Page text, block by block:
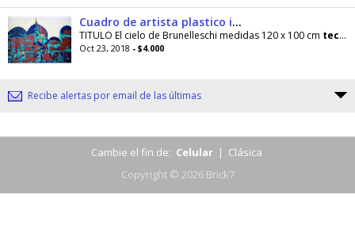
Cuadro de artista plastico independiente Liliana Catena
TITULO El cielo de Brunelleschi medidas 120 x 100 cm tecnica
Oct 23, 2018 - $4.000
Recibe alertas por email de las últimas
Cambie el fin de: Celular | Clásica
Copyright © 2026 Brick7